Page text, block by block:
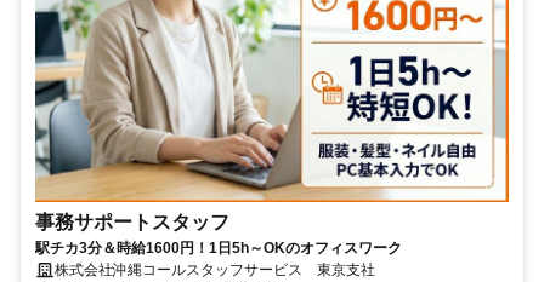
事務サポートスタッフ
駅チカ3分＆時給1600円！1日5h～OKのオフィスワーク
株式会社沖縄コールスタッフサービス 東京支社